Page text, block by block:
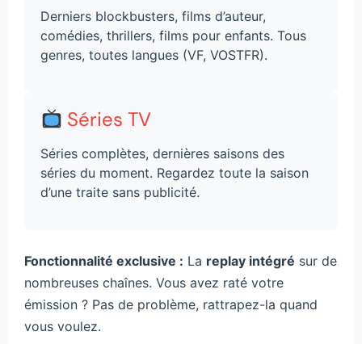
Derniers blockbusters, films d’auteur,
comédies, thrillers, films pour enfants. Tous
genres, toutes langues (VF, VOSTFR).
Séries TV
Séries complètes, dernières saisons des
séries du moment. Regardez toute la saison
d’une traite sans publicité.
Fonctionnalité exclusive : La replay intégré sur de
nombreuses chaînes. Vous avez raté votre
émission ? Pas de problème, rattrapez-la quand
vous voulez.